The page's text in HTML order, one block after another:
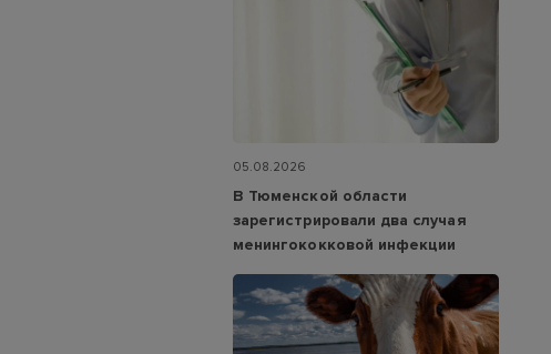
05.08.2026
В Тюменской области
зарегистрировали два случая
менингококковой инфекции